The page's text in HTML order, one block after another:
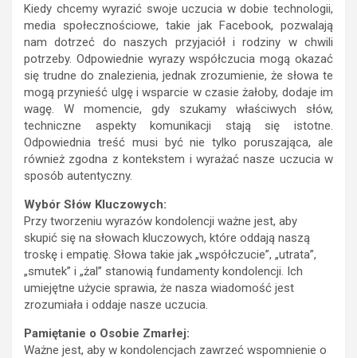
Kiedy chcemy wyrazić swoje uczucia w dobie technologii,
media społecznościowe, takie jak Facebook, pozwalają
nam dotrzeć do naszych przyjaciół i rodziny w chwili
potrzeby. Odpowiednie wyrazy współczucia mogą okazać
się trudne do znalezienia, jednak zrozumienie, że słowa te
mogą przynieść ulgę i wsparcie w czasie żałoby, dodaje im
wagę. W momencie, gdy szukamy właściwych słów,
techniczne aspekty komunikacji stają się istotne.
Odpowiednia treść musi być nie tylko poruszająca, ale
również zgodna z kontekstem i wyrażać nasze uczucia w
sposób autentyczny.
Wybór Słów Kluczowych:
Przy tworzeniu wyrazów kondolencji ważne jest, aby
skupić się na słowach kluczowych, które oddają naszą
troskę i empatię. Słowa takie jak „współczucie”, „utrata”,
„smutek” i „żal” stanowią fundamenty kondolencji. Ich
umiejętne użycie sprawia, że nasza wiadomość jest
zrozumiała i oddaje nasze uczucia.
Pamiętanie o Osobie Zmarłej:
Ważne jest, aby w kondolencjach zawrzeć wspomnienie o